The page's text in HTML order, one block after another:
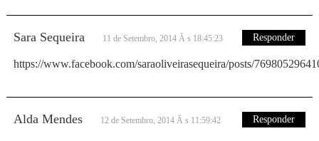
Sara Sequeira 11 de Setembro, 2014 Ã s 18:45:23 Responder
https://www.facebook.com/saraoliveirasequeira/posts/
Alda Mendes 12 de Setembro, 2014 Ã s 11:59:42 Responder